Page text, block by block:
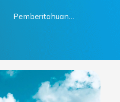
Pemberitahuan